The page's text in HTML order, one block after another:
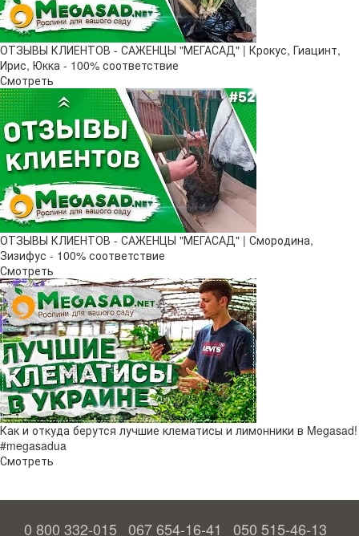
ОТЗЫВЫ КЛИЕНТОВ - САЖЕНЦЫ "МЕГАСАД" | Крокус, Гиацинт,
Ирис, Юкка - 100% соответствие
Смотреть
ОТЗЫВЫ КЛИЕНТОВ - САЖЕНЦЫ "МЕГАСАД" | Смородина,
Зизифус - 100% соответствие
Смотреть
Как и откуда берутся лучшие клематисы и лимонники в Megasad!
#megasadua
Смотреть
0 800 332-015 067 654-16-41 050 515-46-13